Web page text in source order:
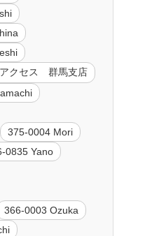
クセス 群馬支店
375-0004 Mori
0835 Yano
366-0003 Ozuka